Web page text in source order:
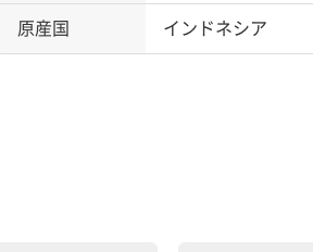
原産国 インドネシア